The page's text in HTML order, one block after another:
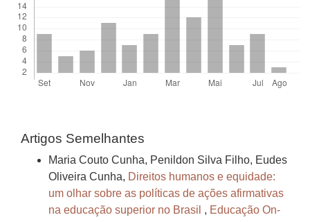
Artigos Semelhantes
Maria Couto Cunha, Penildon Silva Filho, Eudes
Oliveira Cunha, Direitos humanos e equidade:
um olhar sobre as políticas de ações afirmativas
na educação superior no Brasil , Educação On-